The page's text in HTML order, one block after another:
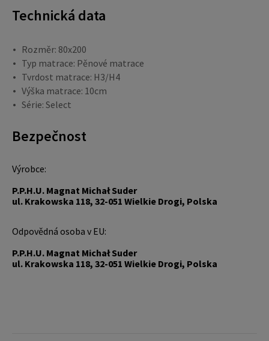
Technická data
Rozměr: 80x200
Typ matrace: Pěnové matrace
Tvrdost matrace: H3/H4
Výška matrace: 10cm
Série: Select
Bezpečnost
Výrobce:
P.P.H.U. Magnat Michał Suder
ul. Krakowska 118, 32-051 Wielkie Drogi, Polska
Odpovědná osoba v EU:
P.P.H.U. Magnat Michał Suder
ul. Krakowska 118, 32-051 Wielkie Drogi, Polska